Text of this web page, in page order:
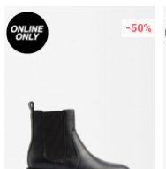
-50%